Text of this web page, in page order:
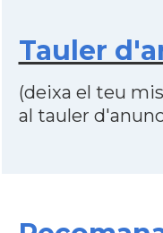
Tauler
(deixa el teu
al tauler